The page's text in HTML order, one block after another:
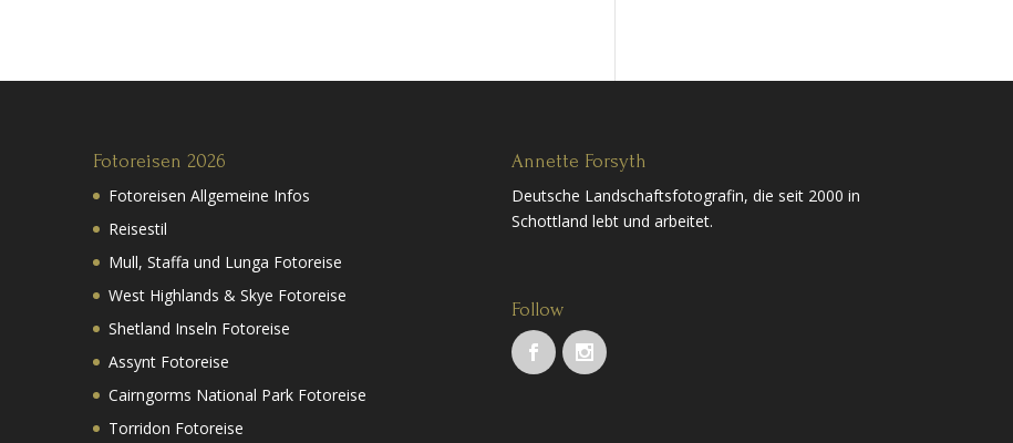
Fotoreisen 2026
Fotoreisen Allgemeine Infos
Reisestil
Mull, Staffa und Lunga Fotoreise
West Highlands & Skye Fotoreise
Shetland Inseln Fotoreise
Assynt Fotoreise
Cairngorms National Park Fotoreise
Torridon Fotoreise
Annette Forsyth
Deutsche Landschaftsfotografin, die seit 2000 in
Schottland lebt und arbeitet.
Follow